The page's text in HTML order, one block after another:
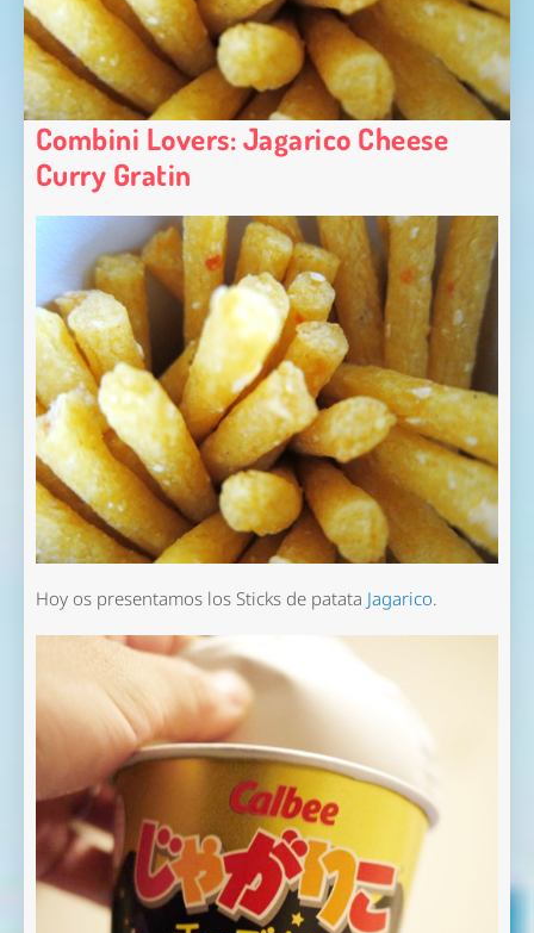
Combini Lovers: Jagarico Cheese
Curry Gratin
Hoy os presentamos los Sticks de patata Jagarico.